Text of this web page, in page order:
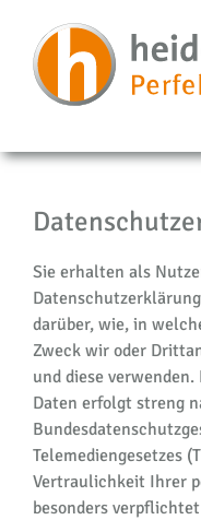
Sie erhalten als
darüber, wie, in
Zweck wir oder
und diese
Daten erfolgt streng
Telemediengesetzes
Vertraulichkeit Ihrer
besonders